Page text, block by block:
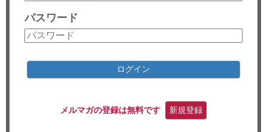
コンサルティング
リサーチ
パスワード
ログイン
メルマガの登録は無料です 新規登録